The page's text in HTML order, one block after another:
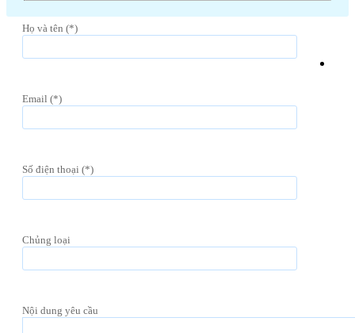
Họ và tên (*)
Email (*)
Số điện thoại (*)
Chủng loại
Nội dung yêu cầu